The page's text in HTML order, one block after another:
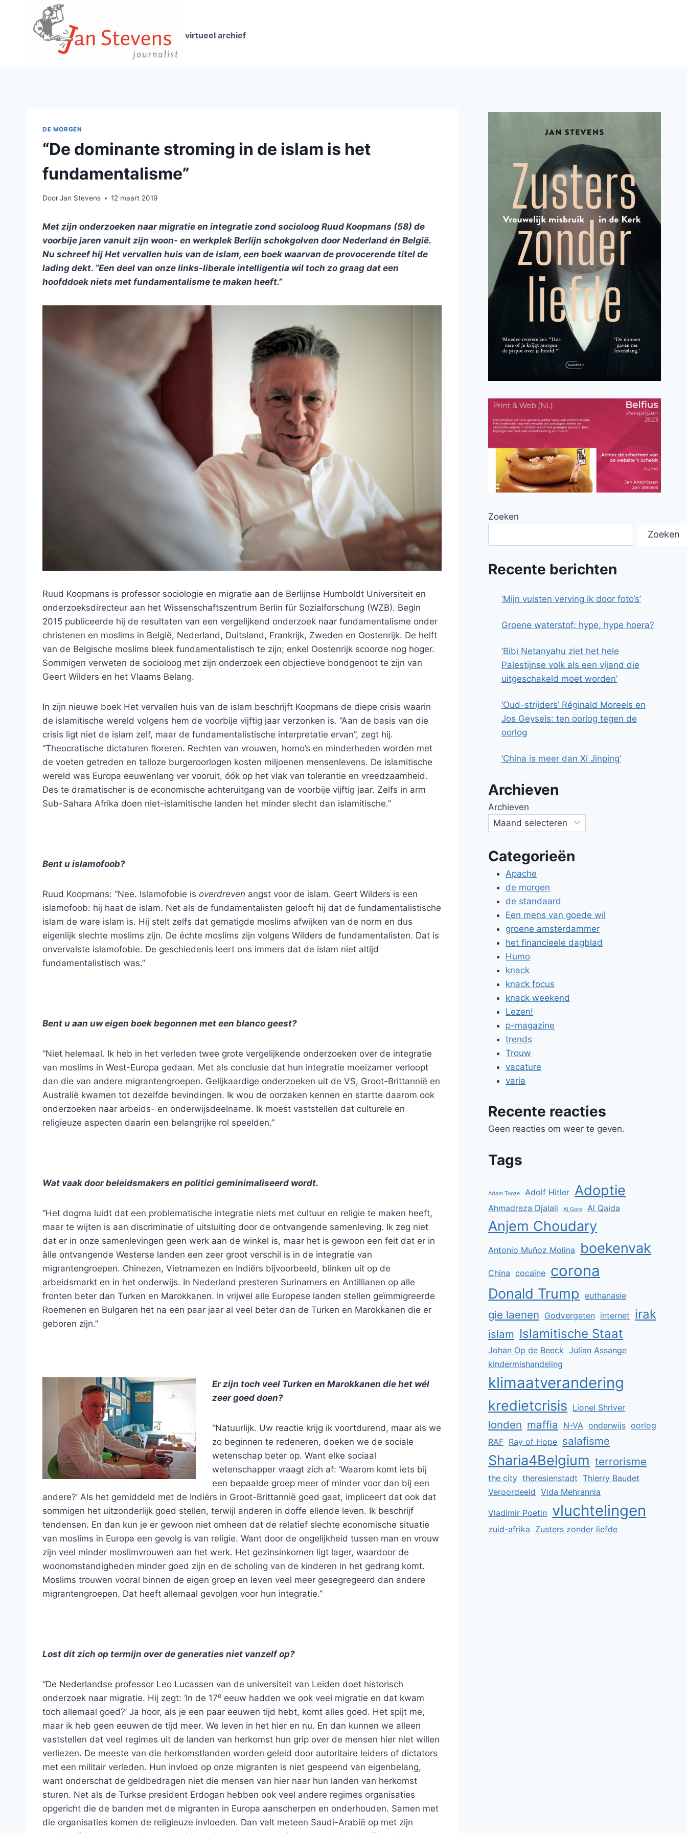
virtueel archief
DE MORGEN
“De dominante stroming in de islam is het
fundamentalisme”
DoorJan Stevens 12 maart 2019
Met zijn onderzoeken naar migratie en integratie zond socioloog Ruud Koopmans (58) de
voorbije jaren vanuit zijn woon- en werkplek Berlijn schokgolven door Nederland én België.
Nu schreef hij Het vervallen huis van de islam, een boek waarvan de provocerende titel de
lading dekt. “Een deel van onze links-liberale intelligentia wil toch zo graag dat een
hoofddoek niets met fundamentalisme te maken heeft.”
Ruud Koopmans is professor sociologie en migratie aan de Berlijnse Humboldt Universiteit en
onderzoeksdirecteur aan het Wissenschaftszentrum Berlin für Sozialforschung (WZB). Begin
2015 publiceerde hij de resultaten van een vergelijkend onderzoek naar fundamentalisme onder
christenen en moslims in België, Nederland, Duitsland, Frankrijk, Zweden en Oostenrijk. De helft
van de Belgische moslims bleek fundamentalistisch te zijn; enkel Oostenrijk scoorde nog hoger.
Sommigen verweten de socioloog met zijn onderzoek een objectieve bondgenoot te zijn van
Geert Wilders en het Vlaams Belang.
In zijn nieuwe boek Het vervallen huis van de islam beschrijft Koopmans de diepe crisis waarin
de islamitische wereld volgens hem de voorbije vijftig jaar verzonken is. “Aan de basis van die
crisis ligt niet de islam zelf, maar de fundamentalistische interpretatie ervan”, zegt hij.
“Theocratische dictaturen floreren. Rechten van vrouwen, homo’s en minderheden worden met
de voeten getreden en talloze burgeroorlogen kosten miljoenen mensenlevens. De islamitische
wereld was Europa eeuwenlang ver vooruit, óók op het vlak van tolerantie en vreedzaamheid.
Des te dramatischer is de economische achteruitgang van de voorbije vijftig jaar. Zelfs in arm
Sub-Sahara Afrika doen niet-islamitische landen het minder slecht dan islamitische.”
Bent u islamofoob?
Ruud Koopmans: “Nee. Islamofobie is overdreven angst voor de islam. Geert Wilders is een
islamofoob: hij haat de islam. Net als de fundamentalisten gelooft hij dat de fundamentalistische
islam de ware islam is. Hij stelt zelfs dat gematigde moslims afwijken van de norm en dus
eigenlijk slechte moslims zijn. De échte moslims zijn volgens Wilders de fundamentalisten. Dat is
onvervalste islamofobie. De geschiedenis leert ons immers dat de islam niet altijd
fundamentalistisch was.”
Bent u aan uw eigen boek begonnen met een blanco geest?
“Niet helemaal. Ik heb in het verleden twee grote vergelijkende onderzoeken over de integratie
van moslims in West-Europa gedaan. Met als conclusie dat hun integratie moeizamer verloopt
dan die van andere migrantengroepen. Gelijkaardige onderzoeken uit de VS, Groot-Brittannië en
Australië kwamen tot dezelfde bevindingen. Ik wou de oorzaken kennen en startte daarom ook
onderzoeken naar arbeids- en onderwijsdeelname. Ik moest vaststellen dat culturele en
religieuze aspecten daarin een belangrijke rol speelden.”
Wat vaak door beleidsmakers en politici geminimaliseerd wordt.
“Het dogma luidt dat een problematische integratie niets met cultuur en religie te maken heeft,
maar te wijten is aan discriminatie of uitsluiting door de ontvangende samenleving. Ik zeg niet
dat er in onze samenlevingen geen werk aan de winkel is, maar het is gewoon een feit dat er in
àlle ontvangende Westerse landen een zeer groot verschil is in de integratie van
migrantengroepen. Chinezen, Vietnamezen en Indiërs bijvoorbeeld, blinken uit op de
arbeidsmarkt en in het onderwijs. In Nederland presteren Surinamers en Antillianen op alle
fronten beter dan Turken en Marokkanen. In vrijwel alle Europese landen stellen geïmmigreerde
Roemenen en Bulgaren het na een paar jaar al veel beter dan de Turken en Marokkanen die er
geboren zijn.”
Er zijn toch veel Turken en Marokkanen die het wél
zeer goed doen?
“Natuurlijk. Uw reactie krijg ik voortdurend, maar als we
zo beginnen te redeneren, doeken we de sociale
wetenschap beter op. Want elke sociaal
wetenschapper vraagt zich af: ‘Waarom komt iets bij
een bepaalde groep meer of minder voor dan bij een
andere?’ Als het gemiddeld met de Indiërs in Groot-Brittannië goed gaat, impliceert dat ook dat
sommigen het uitzonderlijk goed stellen, terwijl anderen in doffe ellende leven. Ik beschrijf
tendensen. En dan kun je er gewoon niet omheen dat de relatief slechte economische situatie
van moslims in Europa een gevolg is van religie. Want door de ongelijkheid tussen man en vrouw
zijn veel minder moslimvrouwen aan het werk. Het gezinsinkomen ligt lager, waardoor de
woonomstandigheden minder goed zijn en de scholing van de kinderen in het gedrang komt.
Moslims trouwen vooral binnen de eigen groep en leven veel meer gesegregeerd dan andere
migrantengroepen. Dat heeft allemaal gevolgen voor hun integratie.”
Lost dit zich op termijn over de generaties niet vanzelf op?
“De Nederlandse professor Leo Lucassen van de universiteit van Leiden doet historisch
onderzoek naar migratie. Hij zegt: ‘In de 17e eeuw hadden we ook veel migratie en dat kwam
toch allemaal goed?’ Ja hoor, als je een paar eeuwen tijd hebt, komt alles goed. Het spijt me,
maar ik heb geen eeuwen de tijd meer. We leven in het hier en nu. En dan kunnen we alleen
vaststellen dat veel regimes uit de landen van herkomst hun grip over de mensen hier niet willen
verliezen. De meeste van die herkomstlanden worden geleid door autoritaire leiders of dictators
met een militair verleden. Hun invloed op onze migranten is niet gespeend van eigenbelang,
want onderschat de geldbedragen niet die mensen van hier naar hun landen van herkomst
sturen. Net als de Turkse president Erdogan hebben ook veel andere regimes organisaties
opgericht die de banden met de migranten in Europa aanscherpen en onderhouden. Samen met
die organisaties komen de religieuze invloeden. Dan valt meteen Saudi-Arabië op met zijn
Zoeken
Zoeken
Recente berichten
‘Mijn vuisten verving ik door foto’s’
Groene waterstof: hype, hype hoera?
‘Bibi Netanyahu ziet het hele
Palestijnse volk als een vijand die
uitgeschakeld moet worden’
‘Oud-strijders’ Réginald Moreels en
Jos Geysels: ten oorlog tegen de
oorlog
‘China is meer dan Xi Jinping’
Archieven
Archieven
Categorieën
Apache
de morgen
de standaard
Een mens van goede wil
groene amsterdammer
het financieele dagblad
Humo
knack
knack focus
knack weekend
Lezen!
p-magazine
trends
Trouw
vacature
varia
Recente reacties
Geen reacties om weer te geven.
Tags
Adam Tooze Adolf Hitler Adoptie
Ahmadreza Djalali Al Gore Al Qaida
Anjem Choudary
Antonio Muñoz Molina boekenvak
China cocaïne corona
Donald Trump euthanasie
gie laenen Godvergeten internet irak
islam Islamitische Staat
Johan Op de Beeck Julian Assange
kindermishandeling
klimaatverandering
kredietcrisis Lionel Shriver
londen maffia N-VA onderwijs oorlog
RAF Ray of Hope salafisme
Sharia4Belgium terrorisme
the city theresienstadt Thierry Baudet
Veroordeeld Vida Mehrannia
Vladimir Poetin vluchtelingen
zuid-afrika Zusters zonder liefde